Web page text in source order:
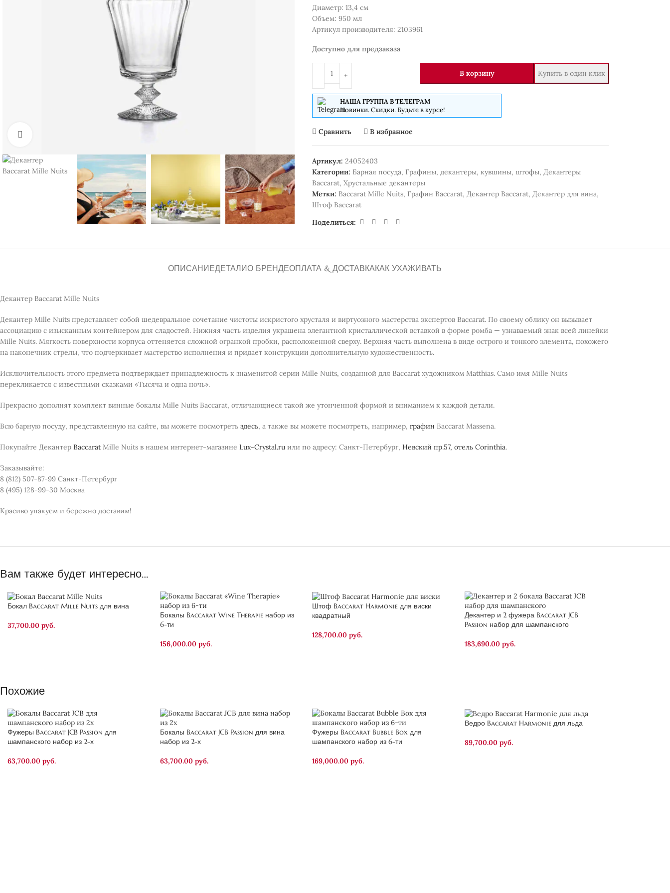
Диаметр: 13,4 см
Объем: 950 мл
Артикул производителя: 2103961
Доступно для предзаказа
В корзину Купить в один клик
НАША ГРУППА В ТЕЛЕГРАМ
Новинки. Скидки. Будьте в курсе!
Сравнить В избранное
Артикул: 24052403
Категории: Барная посуда, Графины, декантеры, кувшины, штофы, Декантеры
Baccarat, Хрустальные декантеры
Метки: Baccarat Mille Nuits, Графин Baccarat, Декантер Baccarat, Декантер для вина,
Штоф Baccarat
Поделиться:
ОПИСАНИЕДЕТАЛИО БРЕНДЕОПЛАТА & ДОСТАВКАКАК УХАЖИВАТЬ
Декантер Baccarat Mille Nuits
Декантер Mille Nuits представляет собой шедевральное сочетание чистоты искристого хрусталя и виртуозного мастерства экспертов Baccarat. По своему облику он вызывает
ассоциацию с изысканным контейнером для сладостей. Нижняя часть изделия украшена элегантной кристаллической вставкой в форме ромба — узнаваемый знак всей линейки
Mille Nuits. Мягкость поверхности корпуса оттеняется сложной огранкой пробки, расположенной сверху. Верхняя часть выполнена в виде острого и тонкого элемента, похожего
на наконечник стрелы, что подчеркивает мастерство исполнения и придает конструкции дополнительную художественность.
Исключительность этого предмета подтверждает принадлежность к знаменитой серии Mille Nuits, созданной для Baccarat художником Matthias. Само имя Mille Nuits
перекликается с известными сказками «Тысяча и одна ночь».
Прекрасно дополнят комплект винные бокалы Mille Nuits Baccarat, отличающиеся такой же утонченной формой и вниманием к каждой детали.
Всю барную посуду, представленную на сайте, вы можете посмотреть здесь, а также вы можете посмотреть, например, графин Baccarat Massena.
Покупайте Декантер Baccarat Mille Nuits в нашем интернет-магазине Lux-Crystal.ru или по адресу: Санкт-Петербург, Невский пр.57, отель Corinthia.
Заказывайте:
8 (812) 507-87-99 Санкт-Петербург
8 (495) 128-99-30 Москва
Красиво упакуем и бережно доставим!
Вам также будет интересно…
Бокал Baccarat Mille Nuits для вина
37,700.00 руб.
Бокалы Baccarat Wine Therapie набор из
6-ти
156,000.00 руб.
Штоф Baccarat Harmonie для виски
квадратный
128,700.00 руб.
Декантер и 2 фужера Baccarat JCB
Passion набор для шампанского
183,690.00 руб.
Похожие
Фужеры Baccarat JCB Passion для
шампанского набор из 2-х
63,700.00 руб.
Бокалы Baccarat JCB Passion для вина
набор из 2-х
63,700.00 руб.
Фужеры Baccarat Bubble Box для
шампанского набор из 6-ти
169,000.00 руб.
Ведро Baccarat Harmonie для льда
89,700.00 руб.